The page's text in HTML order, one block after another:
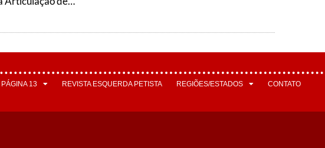
13 REVISTA ESQUERDA PETISTA REGIÕES/ESTADOS CONTATO